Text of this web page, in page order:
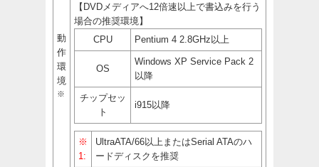
動
作
環
境
※
【DVDメディアへ12倍速以上で書込みを行う
場合の推奨環境】
CPU
Pentium 4 2.8GHz以上
OS
Windows XP Service Pack 2
以降
チップセッ
ト
i915以降
※
1:
UltraATA/66以上またはSerial ATAのハ
ードディスクを推奨